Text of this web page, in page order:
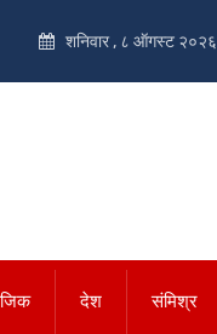
शनिवार , ८ ऑगस्ट २०२६
देश संमिश्र